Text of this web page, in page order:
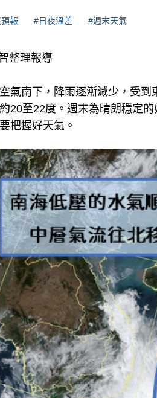
報 #日夜溫差 #週末天氣
整理報導
氣南下，降雨逐漸減少，受
20至22度。週末為晴朗穩定
把握好天氣。